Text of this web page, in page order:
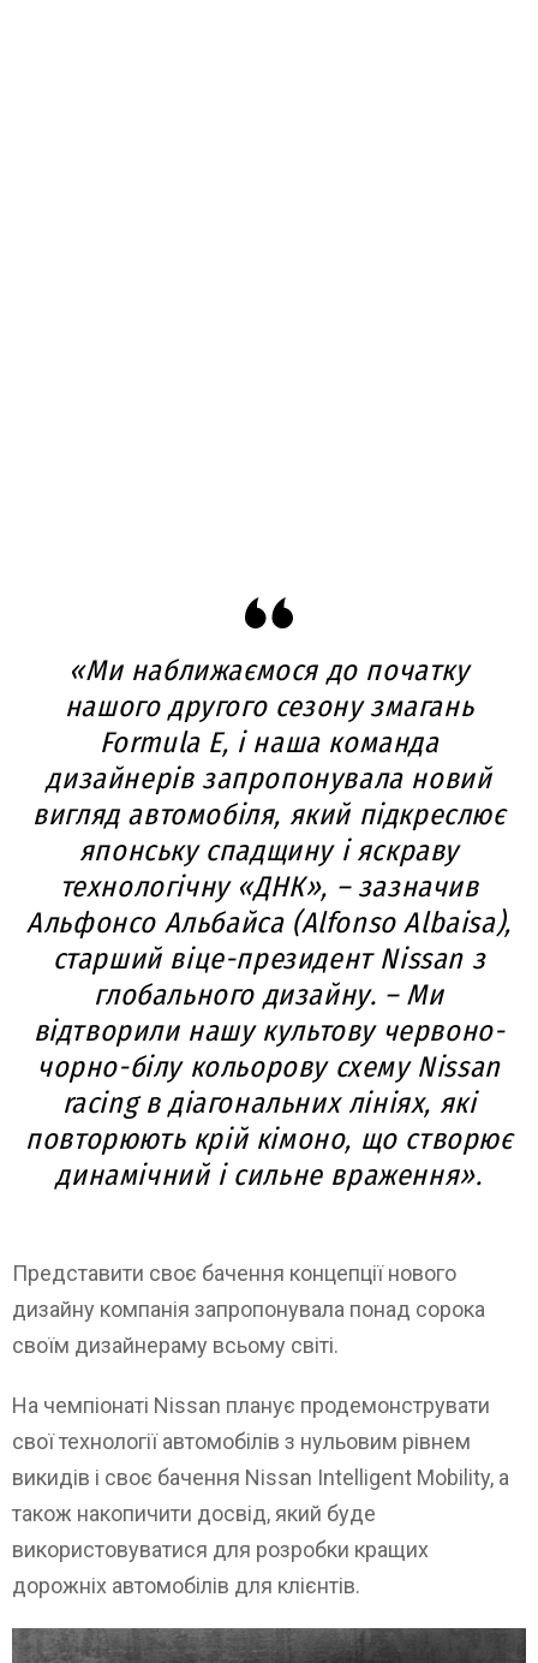
«Ми наближаємося до початку
нашого другого сезону змагань
Formula E, і наша команда
дизайнерів запропонувала новий
вигляд автомобіля, який підкреслює
японську спадщину і яскраву
технологічну «ДНК», – зазначив
Альфонсо Альбайса (Alfonso Albaisa),
старший віце-президент Nissan з
глобального дизайну. – Ми
відтворили нашу культову червоно-
чорно-білу кольорову схему Nissan
racing в діагональних лініях, які
повторюють крій кімоно, що створює
динамічний і сильне враження».
Представити своє бачення концепції нового
дизайну компанія запропонувала понад сорока
своїм дизайнераму всьому світі.
На чемпіонаті Nissan планує продемонструвати
свої технології автомобілів з нульовим рівнем
викидів і своє бачення Nissan Intelligent Mobility, а
також накопичити досвід, який буде
використовуватися для розробки кращих
дорожніх автомобілів для клієнтів.